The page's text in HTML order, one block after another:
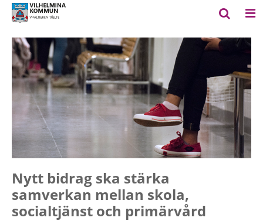
Nytt bidrag ska stärka
samverkan mellan skola,
socialtjänst och primärvård